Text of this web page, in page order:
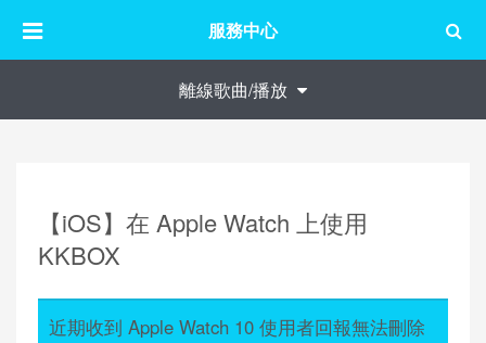
服務中心
離線歌曲/播放
【iOS】在 Apple Watch 上使用
KKBOX
近期收到 Apple Watch 10 使用者回報無法刪除